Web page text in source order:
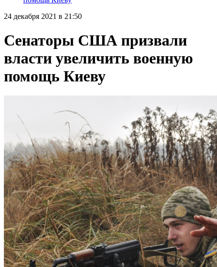
24 декабря 2021 в 21:50
Сенаторы США призвали
власти увеличить военную
помощь Киеву